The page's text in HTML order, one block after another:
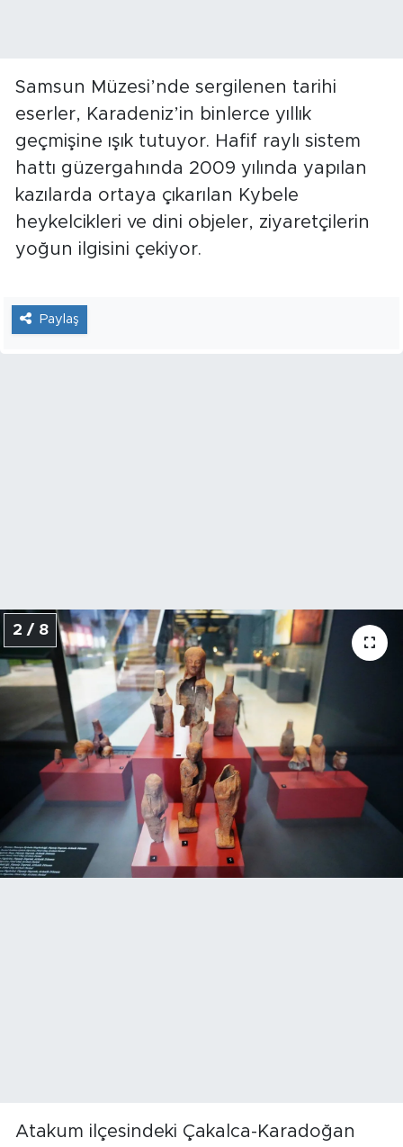
Samsun Müzesi’nde sergilenen tarihi
eserler, Karadeniz’in binlerce yıllık
geçmişine ışık tutuyor. Hafif raylı sistem
hattı güzergahında 2009 yılında yapılan
kazılarda ortaya çıkarılan Kybele
heykelcikleri ve dini objeler, ziyaretçilerin
yoğun ilgisini çekiyor.
Paylaş
2 / 8
Atakum ilçesindeki Çakalca-Karadoğan